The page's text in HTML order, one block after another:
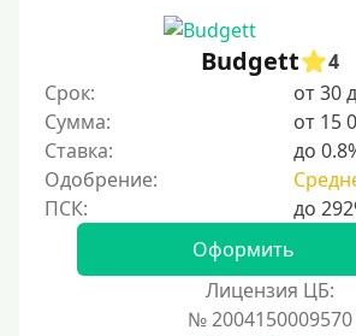
Мамам в декрете
Без прописки
Без регистрации
С временной регистрацией
Без подтверждения личности
Budgett
4
Срок:
от 30
Сумма:
Ставка:
до
Одобрение:
Оформить
Лицензия ЦБ:
№ 2004150009570